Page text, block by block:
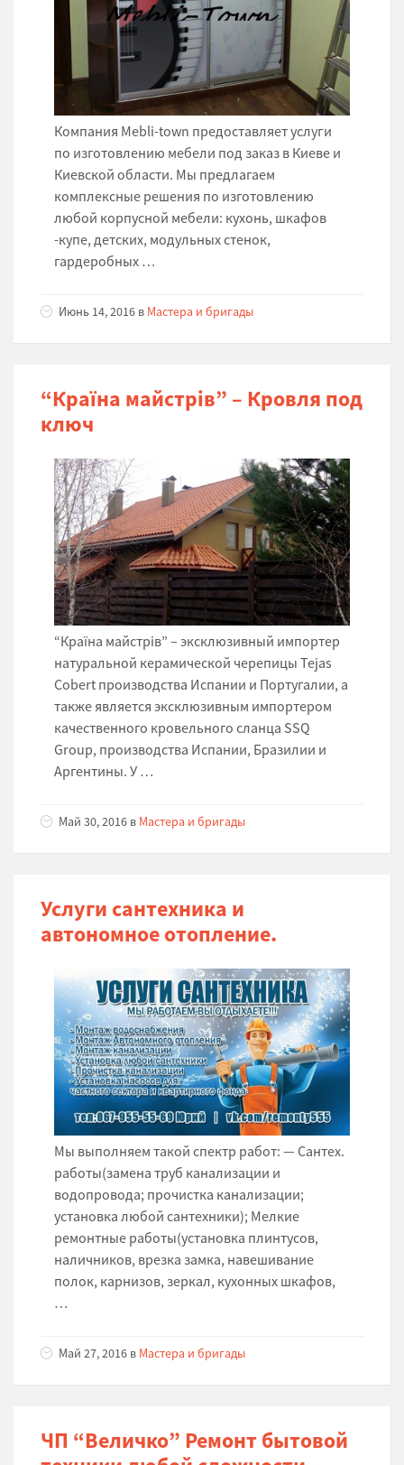
Компания Mebli-town предоставляет услуги
по изготовлению мебели под заказ в Киеве и
Киевской области. Мы предлагаем
комплексные решения по изготовлению
любой корпусной мебели: кухонь, шкафов
-купе, детских, модульных стенок,
гардеробных …
Июнь 14, 2016 в Мастера и бригады
“Країна майстрів” – Кровля под
ключ
“Країна майстрів” – эксклюзивный импортер
натуральной керамической черепицы Tejas
Cobert производства Испании и Португалии, а
также является эксклюзивным импортером
качественного кровельного сланца SSQ
Group, производства Испании, Бразилии и
Аргентины. У …
Май 30, 2016 в Мастера и бригады
Услуги сантехника и
автономное отопление.
Мы выполняем такой спектр работ: — Сантех.
работы(замена труб канализации и
водопровода; прочистка канализации;
установка любой сантехники); Мелкие
ремонтные работы(установка плинтусов,
наличников, врезка замка, навешивание
полок, карнизов, зеркал, кухонных шкафов,
…
Май 27, 2016 в Мастера и бригады
ЧП “Величко” Ремонт бытовой